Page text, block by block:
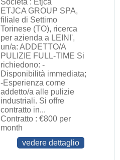
Società : Etjca
ETJCA GROUP SPA,
filiale di Settimo
Torinese (TO), ricerca
per azienda a LEINI',
un/a: ADDETTO/A
PULIZIE FULL-TIME Si
richiedono: -
Disponibilità immediata;
-Esperienza come
addetto/a alle pulizie
industriali. Si offre
contratto in...
Contratto : €800 per
month
vedere dettaglio